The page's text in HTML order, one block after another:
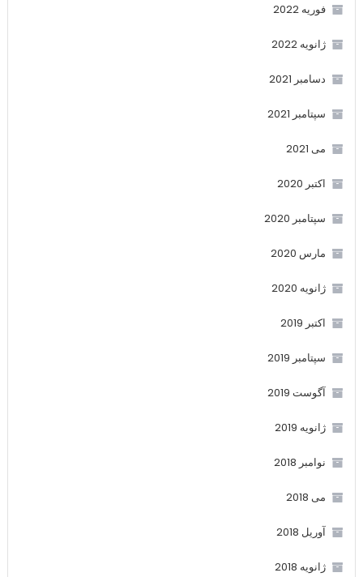
فوریه 2022
ژانویه 2022
دسامبر 2021
سپتامبر 2021
می 2021
اکتبر 2020
سپتامبر 2020
مارس 2020
ژانویه 2020
اکتبر 2019
سپتامبر 2019
آگوست 2019
ژانویه 2019
نوامبر 2018
می 2018
آوریل 2018
ژانویه 2018